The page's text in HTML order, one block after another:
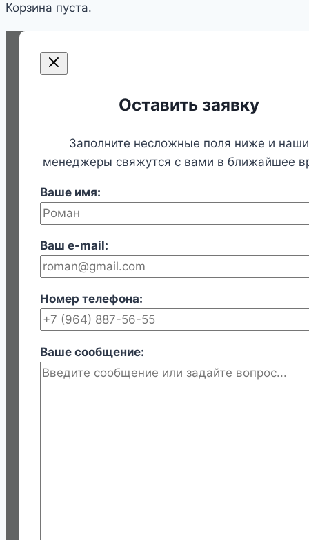
Корзина пуста.
Оставить заявку
Заполните несложные поля ниже и наши
менеджеры свяжутся с вами в ближайшее
Ваше имя:
Ваш e-mail:
Номер телефона:
Ваше сообщение: